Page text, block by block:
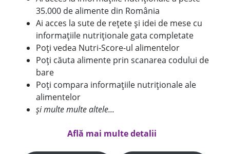
35.000 de alimente din România
Ai acces la sute de rețete și idei de mese cu
informațiile nutriționale gata completate
Poți vedea Nutri-Score-ul alimentelor
Poți căuta alimente prin scanarea codului de
bare
Poți compara informațiile nutriționale ale
alimentelor
și multe multe altele...
Află mai multe detalii